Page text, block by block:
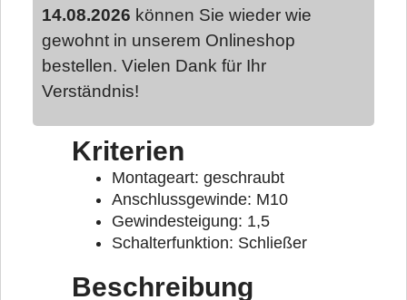
14.08.2026 können Sie wieder wie
gewohnt in unserem Onlineshop
bestellen. Vielen Dank für Ihr
Verständnis!
Kriterien
Montageart: geschraubt
Anschlussgewinde: M10
Gewindesteigung: 1,5
Schalterfunktion: Schließer
Beschreibung